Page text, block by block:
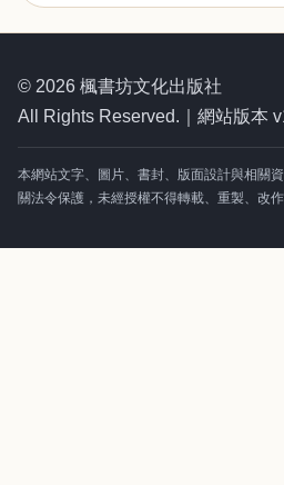
© 2026 楓書坊文化出版社
All Rights Reserved.｜網站版本
本網站文字、圖片、書封、版面設計與相關
關法令保護，未經授權不得轉載、重製、改